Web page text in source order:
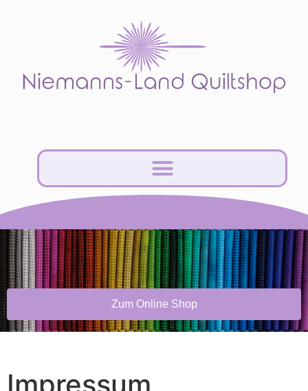
Zum Online Shop